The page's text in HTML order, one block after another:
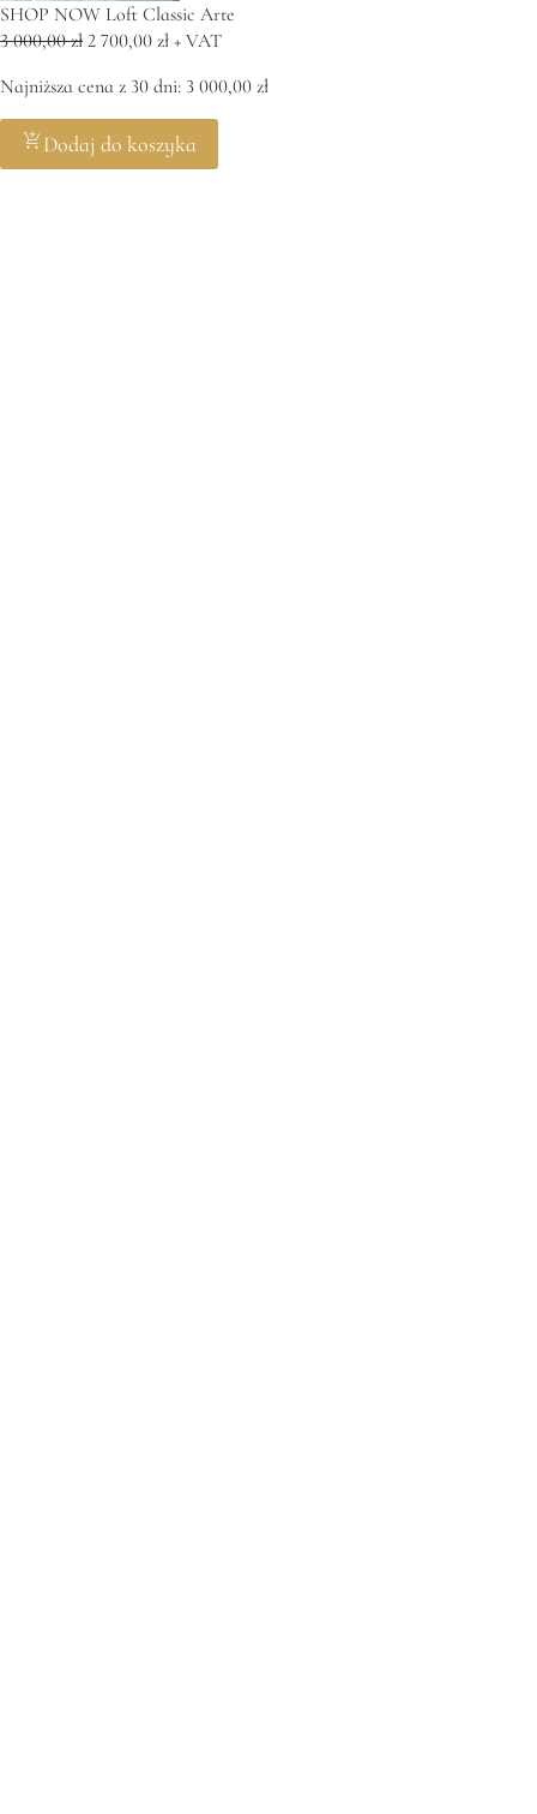
SHOP NOW Loft Classic Arte
3 000,00zł Pierwotna
wynosiła:
3
000,00 zł.
2 700,00 złAktualna
wynosi:
2
700,00 zł.
+ VAT
Najniższa cena z 30 dni: 3 000,00 zł
Dodaj do koszyka